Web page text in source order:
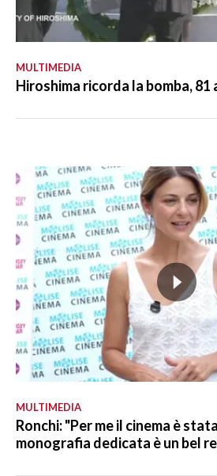
MULTIMEDIA
Hiroshima ricorda la bomba, 81
MULTIMEDIA
Ronchi: "Per me il cinema è
monografia dedicata è un bel